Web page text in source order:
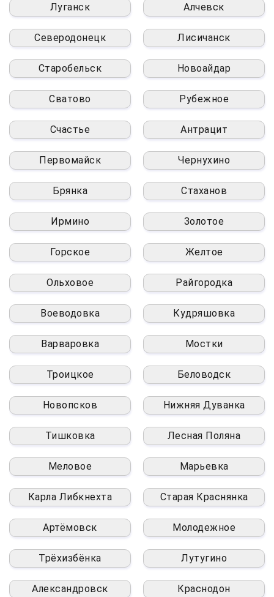
Луганск Алчевск
Северодонецк Лисичанск
Старобельск Новоайдар
Сватово Рубежное
Счастье Антрацит
Первомайск Чернухино
Брянка Стаханов
Ирмино Золотое
Горское Желтое
Ольховое Райгородка
Воеводовка Кудряшовка
Варваровка Мостки
Троицкое Беловодск
Новопсков Нижняя Дуванка
Тишковка Лесная Поляна
Меловое Марьевка
Карла Либкнехта Старая Краснянка
Артёмовск Молодежное
Трёхизбёнка Лутугино
Александровск Краснодон